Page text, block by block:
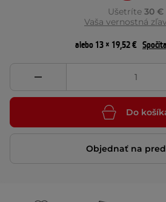
Ušetríte 30 €
Vaša vernostná
alebo 13 × 19,52 €
Do
Objednať na